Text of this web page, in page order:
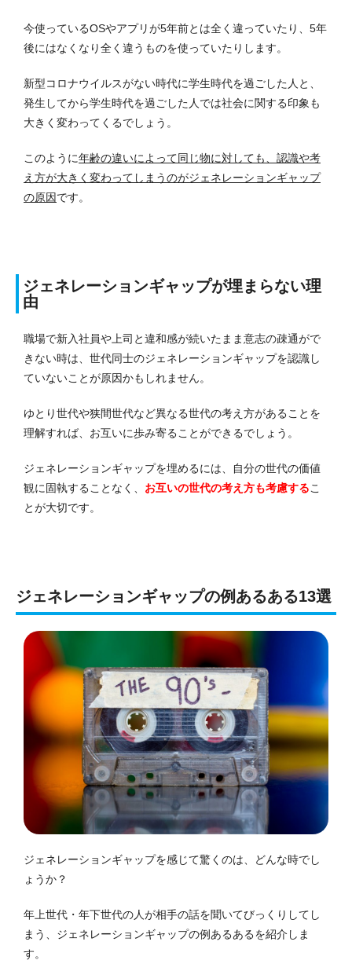
今使っているOSやアプリが5年前とは全く違っていたり、5年
後にはなくなり全く違うものを使っていたりします。
新型コロナウイルスがない時代に学生時代を過ごした人と、
発生してから学生時代を過ごした人では社会に関する印象も
大きく変わってくるでしょう。
このように年齢の違いによって同じ物に対しても、認識や考
え方が大きく変わってしまうのがジェネレーションギャップ
の原因です。
ジェネレーションギャップが埋まらない理
由
職場で新入社員や上司と違和感が続いたまま意志の疎通がで
きない時は、世代同士のジェネレーションギャップを認識し
ていないことが原因かもしれません。
ゆとり世代や狭間世代など異なる世代の考え方があることを
理解すれば、お互いに歩み寄ることができるでしょう。
ジェネレーションギャップを埋めるには、自分の世代の価値
観に固執することなく、 お互いの世代の考え方も考慮するこ
とが大切です。
ジェネレーションギャップの例あるある13選
ジェネレーションギャップを感じて驚くのは、どんな時でし
ょうか？
年上世代・年下世代の人が相手の話を聞いてびっくりしてし
まう、ジェネレーションギャップの例あるあるを紹介しま
す。